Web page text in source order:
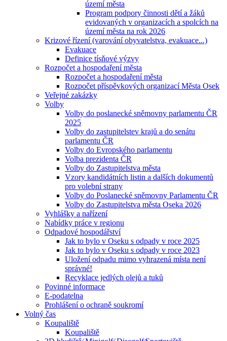
území města
Program podpory činnosti dětí a žáků
evidovaných v organizacích a spolcích na
území města na rok 2026
Krizové řízení (varování obyvatelstva, evakuace...)
Evakuace
Definice tísňové výzvy
Rozpočet a hospodaření města
Rozpočet a hospodaření města
Rozpočet příspěvkových organizací Města Osek
Veřejné zakázky
Volby
Volby do poslanecké sněmovny parlamentu ČR
2025
Volby do zastupitelstev krajů a do senátu
parlamentu ČR
Volby do Evropského parlamentu
Volba prezidenta ČR
Volby do Zastupitelstva města
Vzory kandidátních listin a dalších dokumentů
pro volební strany
Volby do Poslanecké sněmovny Parlamentu ČR
Volby do Zastupitelstva města Oseka 2026
Vyhlášky a nařízení
Nabídky práce v regionu
Odpadové hospodářství
Jak to bylo v Oseku s odpady v roce 2025
Jak to bylo v Oseku s odpady v roce 2023
Uložení odpadu mimo vyhrazená místa není
správné!
Recyklace jedlých olejů a tuků
Povinné informace
E-podatelna
Prohlášení o ochraně soukromí
Volný čas
Koupaliště
Koupaliště